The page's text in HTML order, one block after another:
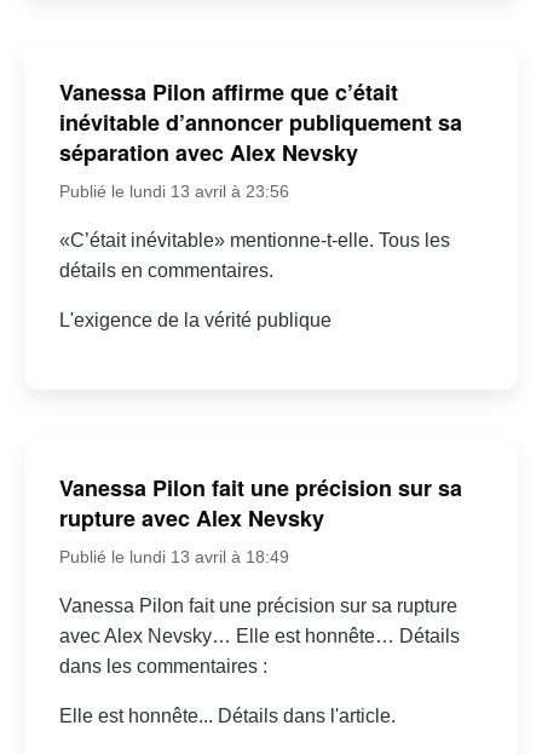
Vanessa Pilon affirme que c’était
inévitable d’annoncer publiquement sa
séparation avec Alex Nevsky
Publié le lundi 13 avril à 23:56
«C’était inévitable» mentionne-t-elle. Tous les
détails en commentaires.
L'exigence de la vérité publique
Vanessa Pilon fait une précision sur sa
rupture avec Alex Nevsky
Publié le lundi 13 avril à 18:49
Vanessa Pilon fait une précision sur sa rupture
avec Alex Nevsky… Elle est honnête… Détails
dans les commentaires :
Elle est honnête... Détails dans l'article.